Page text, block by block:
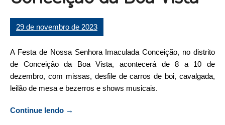
29 de novembro de 2023
A Festa de Nossa Senhora Imaculada Conceição, no distrito
de Conceição da Boa Vista, acontecerá de 8 a 10 de
dezembro, com missas, desfile de carros de boi, cavalgada,
leilão de mesa e bezerros e shows musicais.
Continue lendo “Festa de Nossa Senhora Imaculada
→